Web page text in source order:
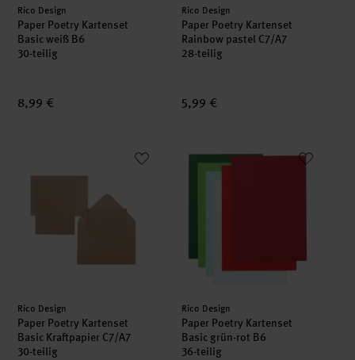
Hersteller:
Rico Design
Paper Poetry Kartenset
Basic weiß B6
30-teilig
8,99 €
Hersteller:
Rico Design
Paper Poetry Kartenset
Rainbow pastel C7/A7
28-teilig
5,99 €
Paper Poetry Kartenset Basic Kraftpapier C7/A7
Hersteller:
Rico Design
Paper Poetry Kartenset
Basic Kraftpapier C7/A7
30-teilig
Paper Poetry Kartenset Basic
Hersteller:
Rico Design
Paper Poetry Kartenset
Basic grün-rot B6
36-teilig